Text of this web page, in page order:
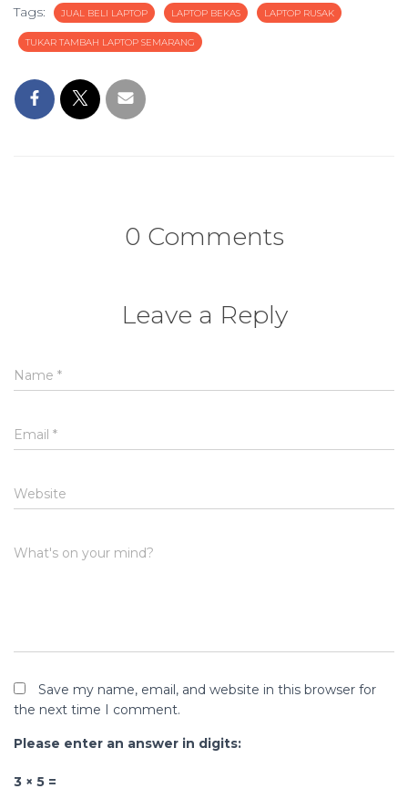
Tags: JUAL BELI LAPTOP LAPTOP BEKAS LAPTOP RUSAK
TUKAR TAMBAH LAPTOP SEMARANG
0 Comments
Leave a Reply
Name *
Email *
Website
What's on your mind?
Save my name, email, and website in this browser for
the next time I comment.
Please enter an answer in digits:
3 × 5 =